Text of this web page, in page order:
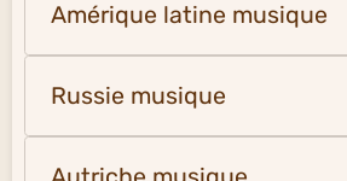
Amérique latine musique
Russie musique